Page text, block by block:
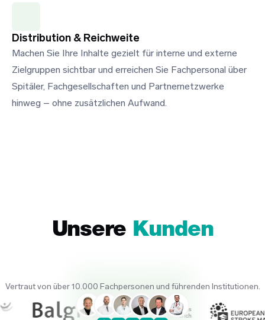
Distribution & Reichweite
Machen Sie Ihre Inhalte gezielt für interne und externe
Zielgruppen sichtbar und erreichen Sie Fachpersonal über
Spitäler, Fachgesellschaften und Partnernetzwerke
hinweg – ohne zusätzlichen Aufwand.
Unsere Kunden
Vertraut von über 10.000 Fachpersonen und führenden Institutionen.